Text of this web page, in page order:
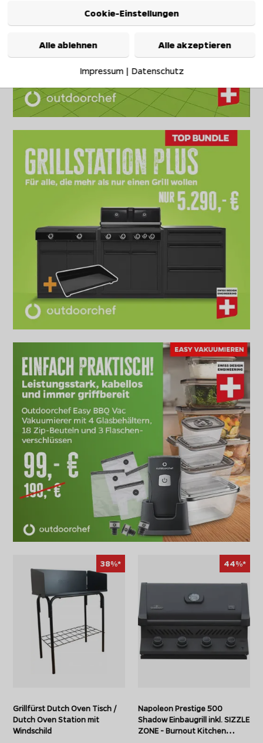
38%*
Grillfürst Dutch Oven Tisch /
Dutch Oven Station mit
Windschild
44%*
Napoleon Prestige 500
Shadow Einbaugrill inkl. SIZZLE
ZONE - Burnout Kitchen
Cookie-Einstellungen
Alle ablehnen Alle akzeptieren
Impressum| Datenschutz